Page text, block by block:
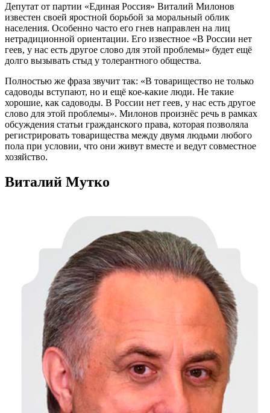
Депутат от партии «Единая Россия» Виталий Милонов
известен своей яростной борьбой за моральный облик
населения. Особенно часто его гнев направлен на лиц
нетрадиционной ориентации. Его известное «В России нет
геев, у нас есть другое слово для этой проблемы» будет ещё
долго вызывать стыд у толерантного общества.
Полностью же фраза звучит так: «В товарищество не только
садоводы вступают, но и ещё кое-какие люди. Не такие
хорошие, как садоводы. В России нет геев, у нас есть другое
слово для этой проблемы». Милонов произнёс речь в рамках
обсуждения статьи гражданского права, которая позволяла
регистрировать товарищества между двумя людьми любого
пола при условии, что они живут вместе и ведут совместное
хозяйство.
Виталий Мутко